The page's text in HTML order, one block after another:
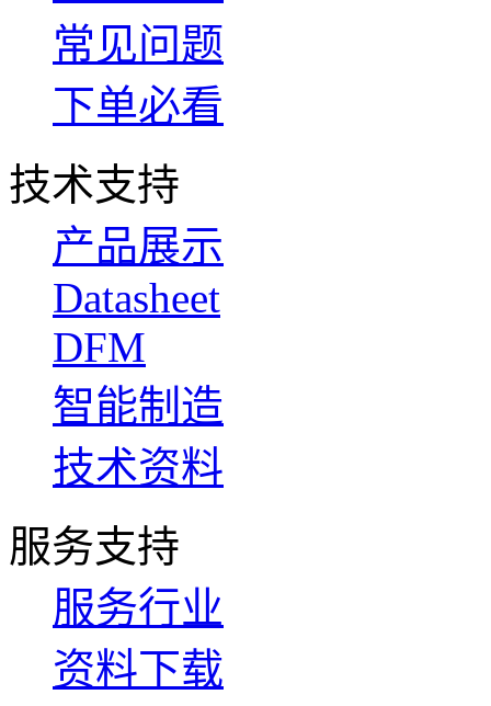
常见问题
下单必看
技术支持
产品展示
Datasheet
DFM
智能制造
技术资料
服务支持
服务行业
资料下载